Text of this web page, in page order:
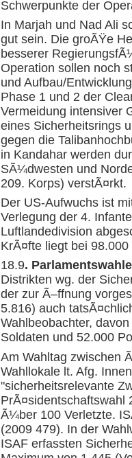
Schwerpunkte der
In Marjah und Nad Ali
gut sein. Die groÃŸe
besserer
Operation sollen noch
und Aufbau/
Phase 1 und 2 der
Vermeidung intensiver
eines Sicherheitsrings
gegen die
in Kandahar werden
SÃ¼dwesten und
209. Korps) verstÃ¤rkt.
Der US-Aufwuchs ist
Verlegung der 4.
Luftlandedivision
KrÃ¤fte liegt bei
18.9.
Distrikten wg. der
der zur Ã–ffnung
5.816) auch
Wahlbeobachter,
Soldaten und 52.000
Am Wahltag zwischen
Wahllokale lt. Afg.
"sicherheitsrelevante
PrÃ¤sidentschaftswahl
Ã¼ber 100 Verletzte.
(2009 479). In der
ISAF erfassten